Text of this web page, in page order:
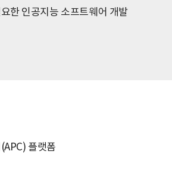
한 인공지능 소프트웨어 개발
플랫폼